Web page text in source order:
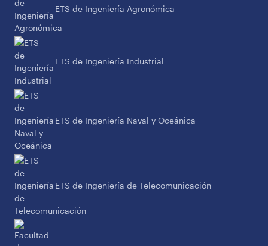
ETS de Ingeniería Agronómica
ETS de Ingeniería Industrial
ETS de Ingeniería Naval y Oceánica
ETS de Ingeniería de Telecomunicación